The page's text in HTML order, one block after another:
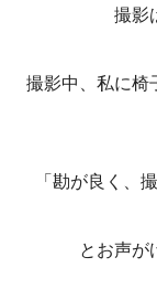
撮影
撮影中、私に椅
「勘が良く、
とお声が